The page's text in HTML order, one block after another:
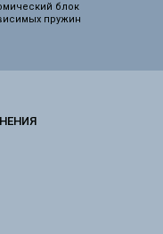
блок
пружин